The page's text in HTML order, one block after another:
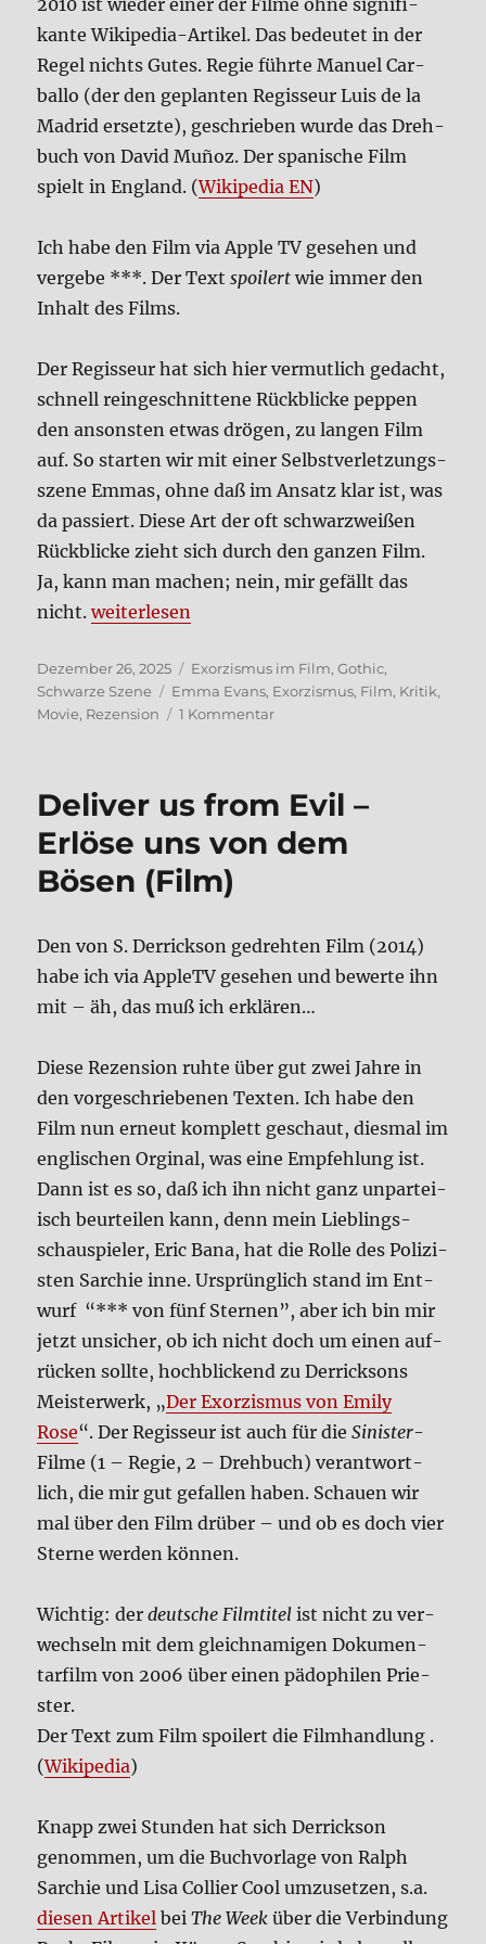
2010 ist wie­der einer der Fil­me ohne signi­fi­
kan­te Wiki­pe­dia-Arti­kel. Das bedeu­tet in der
Regel nichts Gutes. Regie führ­te Manu­el Car­
bal­lo (der den geplan­ten Regis­seur Luis de la
Madrid ersetz­te), geschrie­ben wur­de das Dreh­
buch von David Muñoz. Der spa­ni­sche Film
spielt in Eng­land. (Wiki­pe­dia EN)
Ich habe den Film via Apple TV gese­hen und
ver­ge­be ***. Der Textspoi­lert wie immer den
Inhalt des Films.
Der Regis­seur hat sich hier ver­mut­lich gedacht,
schnell rein­ge­schnit­te­ne Rück­blicke pep­pen
den anson­sten etwas drö­gen, zu lan­gen Film
auf. So star­ten wir mit einer Selbst­ver­let­zungs­
sze­ne Emmas, ohne daß im Ansatz klar ist, was
da pas­siert. Die­se Art der oft schwarz­wei­ßen
Rück­blicke zieht sich durch den gan­zen Film.
Ja, kann man machen; nein, mir gefällt das
nicht.„Der Exor­zis­mus der Emma Evans (Film)“
wei­ter­le­sen
Veröffentlicht
am
Dezember 26, 2025 Kategorien
Exorzismus im Film,Gothic,
Schwarze Szene
Schlagwörter
Emma Evans, Exorzismus, Film, Kritik,
Movie, Rezension 1 Kommentarzu
mus
Emma
Deli­ver us from Evil –
Erlö­se uns von dem
Bösen (Film)
Den von S. Der­rick­son gedreh­ten Film (2014)
habe ich via App­leTV gese­hen und bewer­te ihn
mit – äh, das muß ich erklä­ren…
Die­se Rezen­si­on ruh­te über gut zwei Jah­re in
den vor­ge­schrie­be­nen Tex­ten. Ich habe den
Film nun erneut kom­plett geschaut, dies­mal im
eng­li­schen Orgi­nal, was eine Emp­feh­lung ist.
Dann ist es so, daß ich ihn nicht ganz unpar­tei­
isch beur­tei­len kann, denn mein Lieb­lings­
schau­spie­ler, Eric Bana, hat die Rol­le des Poli­zi­
sten Sar­chie inne. Ursprüng­lich stand im Ent­
wurf “*** von fünf Ster­nen”, aber ich bin mir
jetzt unsi­cher, ob ich nicht doch um einen auf­
rücken soll­te, hoch­blickend zu Der­rick­sons
Mei­ster­werk, „Der Exor­zis­mus von Emi­ly
Rose“. Der Regis­seur ist auch für dieSini­ster-
Fil­me (1 – Regie, 2 – Dreh­buch) ver­ant­wort­
lich, die mir gut gefal­len haben. Schau­en wir
mal über den Film drü­ber – und ob es doch vier
Ster­ne wer­den kön­nen.
Wich­tig: derdeut­sche Film­ti­tel ist nicht zu ver­
wech­seln mit dem gleich­na­mi­gen Doku­men­
tar­film von 2006 über einen pädo­phi­len Prie­
ster.
Der Text zum Film spoi­lert die Film­hand­lung .
(Wiki­pe­dia)
Knapp zwei Stun­den hat sich Der­rick­son
genom­men, um die Buch­vor­la­ge von Ralph
Sar­chie und Lisa Col­lier Cool umzu­set­zen, s.a.
die­sen Arti­kel beiThe Week über die Ver­bin­dung